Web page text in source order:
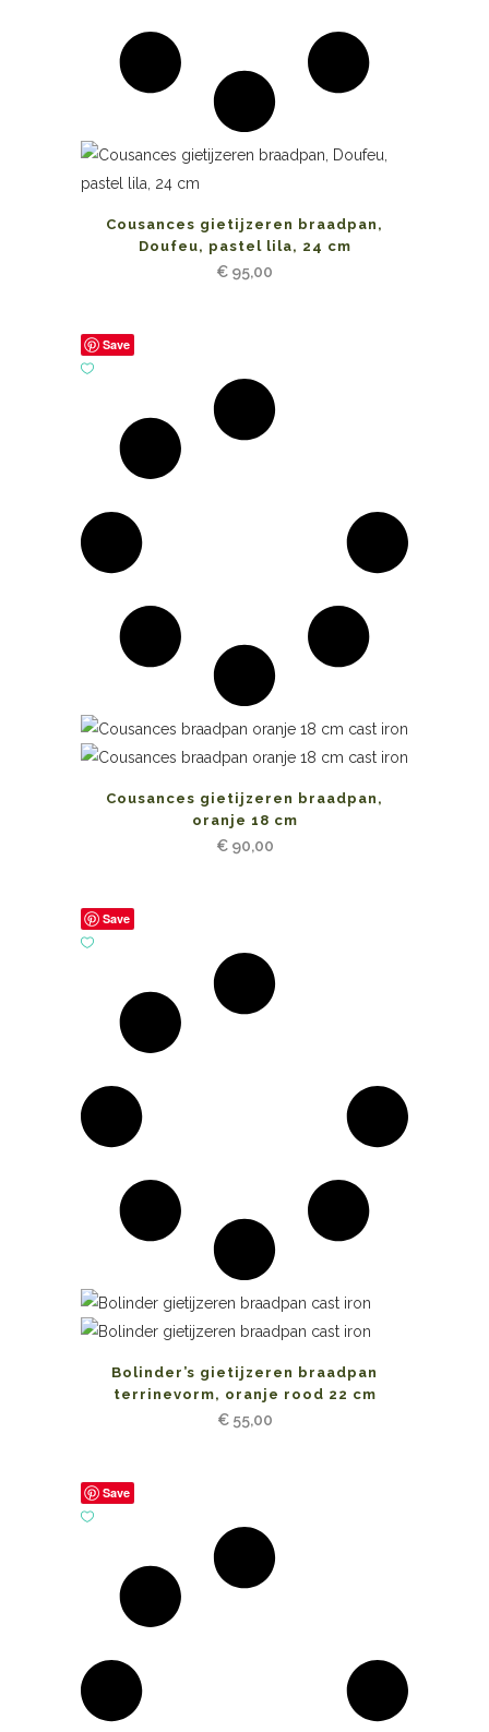
Cousances gietijzeren braadpan,
Doufeu, pastel lila, 24 cm
€ 95,00
Save
Cousances gietijzeren braadpan,
oranje 18 cm
€90,00
Save
Bolinder’s gietijzeren braadpan
terrinevorm, oranje rood 22 cm
€55,00
Save